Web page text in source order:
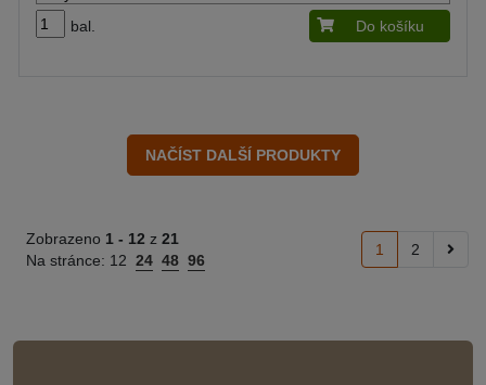
bal. Do košíku
Zobrazeno 1 - 12 z 21
Na stránce: 12 24 48 96
1 2